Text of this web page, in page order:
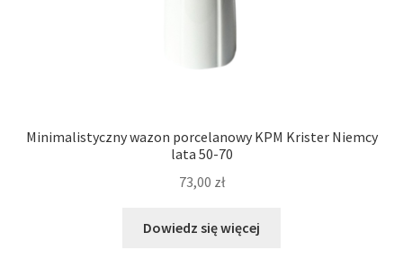
Minimalistyczny wazon porcelanowy KPM Krister Niemcy
lata 50-70
73,00 zł
Dowiedz się więcej